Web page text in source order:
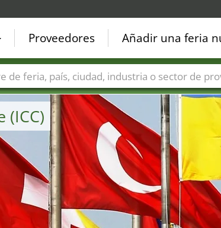
Proveedores Añadir una feria
Países Ciudades Sectores de ferias